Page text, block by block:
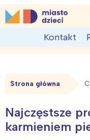
Skip
to
MiastoDzieci.pl
atrakcje dla dzieci,
Kontakt
Strona główna
Najczęstsze
karmieniem